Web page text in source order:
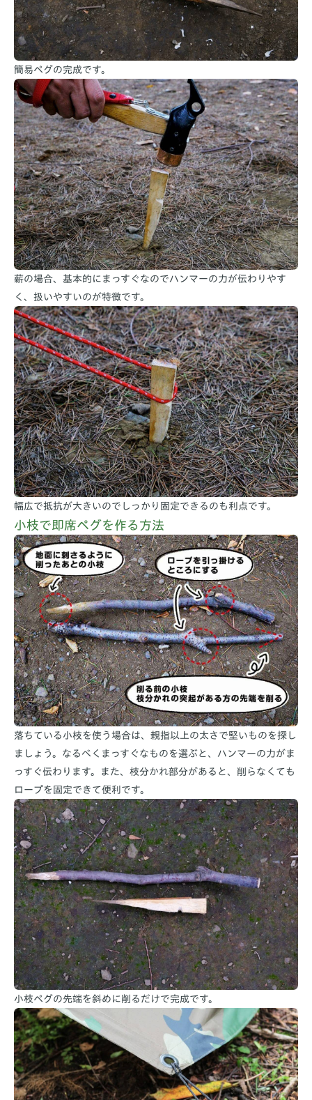
簡易ペグの完成です。
薪の場合、基本的にまっすぐなのでハンマーの力が伝わりやす
く、扱いやすいのが特徴です。
幅広で抵抗が大きいのでしっかり固定できるのも利点です。
小枝で即席ペグを作る方法
落ちている小枝を使う場合は、親指以上の太さで堅いものを探し
ましょう。なるべくまっすぐなものを選ぶと、ハンマーの力がま
っすぐ伝わります。また、枝分かれ部分があると、削らなくても
ロープを固定できて便利です。
小枝ペグの先端を斜めに削るだけで完成です。